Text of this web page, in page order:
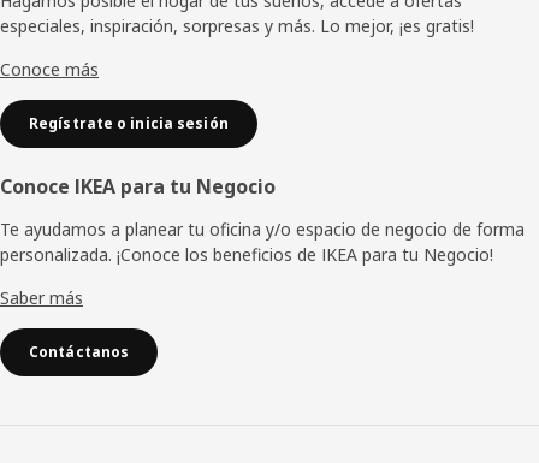
página
especiales, inspiración, sorpresas y más. Lo mejor, ¡es gratis!
Conoce más
Regístrate o inicia sesión
Conoce IKEA para tu Negocio
Te ayudamos a planear tu oficina y/o espacio de negocio de forma
personalizada. ¡Conoce los beneficios de IKEA para tu Negocio!
Saber más
Contáctanos